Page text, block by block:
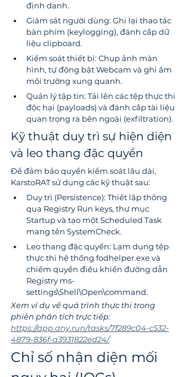
định danh.
Giám sát người dùng: Ghi lại thao tác
bàn phím (keylogging), đánh cắp dữ
liệu clipboard.
Kiểm soát thiết bị: Chụp ảnh màn
hình, tự động bật Webcam và ghi âm
môi trường xung quanh.
Quản lý tập tin: Tải lên các tệp thực thi
độc hại (payloads) và đánh cắp tài liệu
quan trọng ra bên ngoài (exfiltration).
Kỹ thuật duy trì sự hiện diện
và leo thang đặc quyền
Để đảm bảo quyền kiểm soát lâu dài,
KarstoRAT sử dụng các kỹ thuật sau:
Duy trì (Persistence): Thiết lập thông
qua Registry Run keys, thư mục
Startup và tạo một Scheduled Task
mang tên SystemCheck.
Leo thang đặc quyền: Lạm dụng tệp
thực thi hệ thống fodhelper.exe và
chiếm quyền điều khiển đường dẫn
Registry ms-
settings\Shell\Open\command.
Xem ví dụ về quá trình thực thi trong
phiên phân tích trực tiếp:
https://app.any.run/tasks/7f289c04-c532-
4879-836f-a3931822ed24/
Chỉ số nhận diện mối